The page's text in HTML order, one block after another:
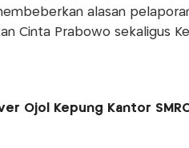
alasan
Cinta Prabowo sekaligus
Ojol Kepung Kantor